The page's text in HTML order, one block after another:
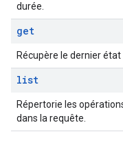
durée.
get
Récupère le dernier
list
Répertorie les
dans la requête.